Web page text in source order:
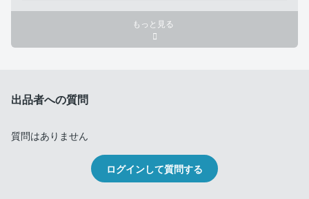
もっと見る
出品者への質問
質問はありません
ログインして質問する